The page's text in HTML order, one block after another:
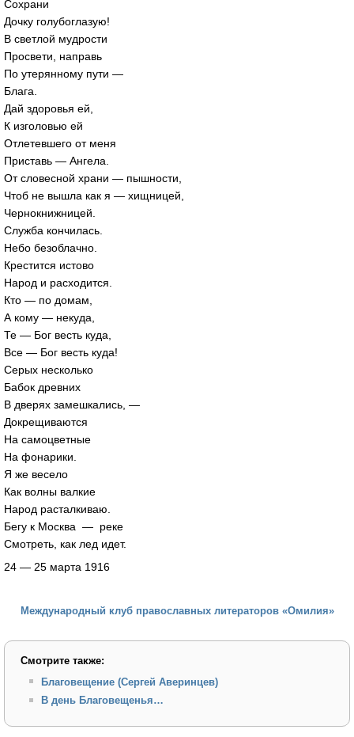
Сохрани
Дочку голубоглазую!
В светлой мудрости
Просвети, направь
По утерянному пути —
Блага.
Дай здоровья ей,
К изголовью ей
Отлетевшего от меня
Приставь — Ангела.
От словесной храни — пышности,
Чтоб не вышла как я — хищницей,
Чернокнижницей.
Служба кончилась.
Небо безоблачно.
Крестится истово
Народ и расходится.
Кто — по домам,
А кому — некуда,
Те — Бог весть куда,
Все — Бог весть куда!
Серых несколько
Бабок древних
В дверях замешкались, —
Докрещиваются
На самоцветные
На фонарики.
Я же весело
Как волны валкие
Народ расталкиваю.
Бегу к Москва — реке
Смотреть, как лед идет.
24 — 25 марта 1916
Международный клуб православных литераторов «Омилия»
Смотрите также:
Благовещение (Сергей Аверинцев)
В день Благовещенья…